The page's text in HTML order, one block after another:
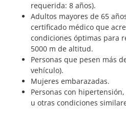
requerida: 8 años).
Adultos mayores de 65
certificado médico que
condiciones óptimas para
5000 m de altitud.
Personas que pesen más
vehículo).
Mujeres embarazadas.
Personas con
u otras condiciones